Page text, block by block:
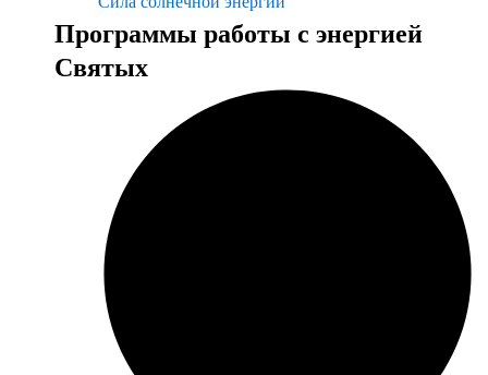
Программы работы с энергией
Святых